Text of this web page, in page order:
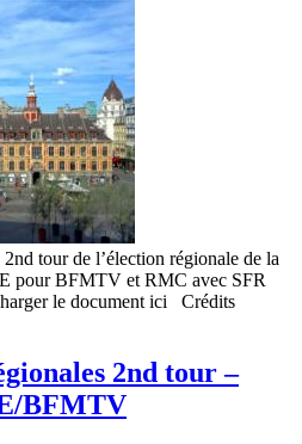
tour de l’élection régionale de la
pour BFMTV et RMC avec SFR
le document ici Crédits
2nd tour –
BFMTV